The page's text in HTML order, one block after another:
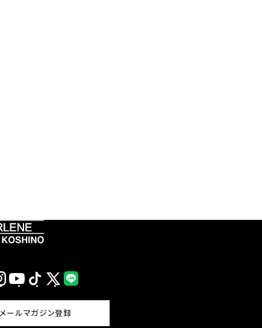
InstagramYouTubeTikTok X
(Twitter)
メールマガジン登録